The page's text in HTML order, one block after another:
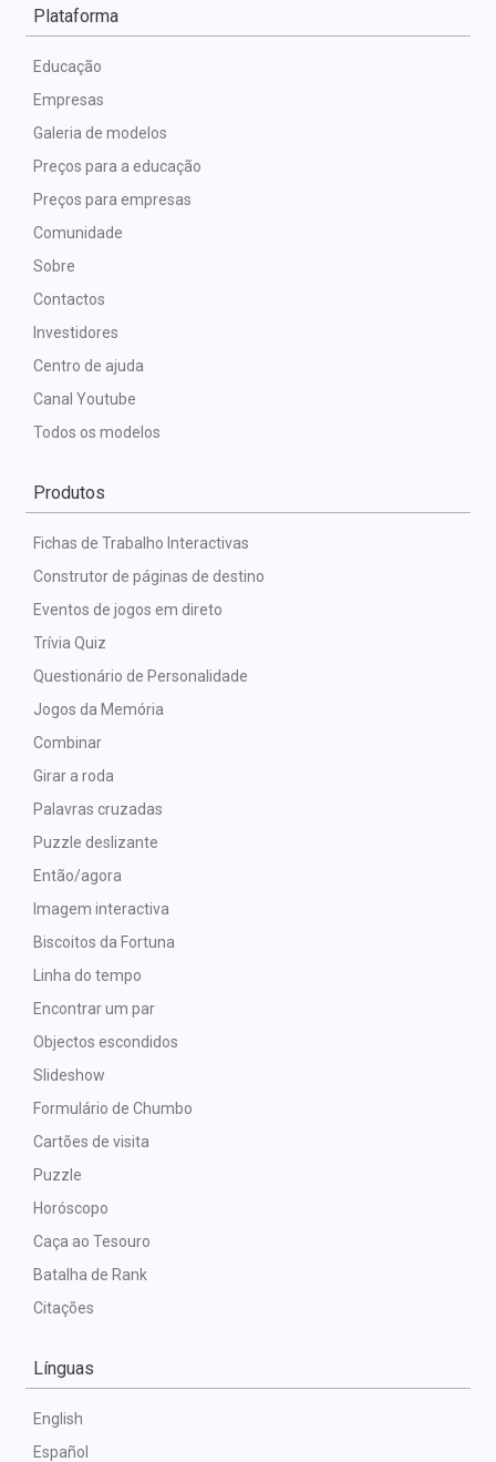
Plataforma
Educação
Empresas
Galeria de modelos
Preços para a educação
Preços para empresas
Comunidade
Sobre
Contactos
Investidores
Centro de ajuda
Canal Youtube
Todos os modelos
Produtos
Fichas de Trabalho Interactivas
Construtor de páginas de destino
Eventos de jogos em direto
Trívia Quiz
Questionário de Personalidade
Jogos da Memória
Combinar
Girar a roda
Palavras cruzadas
Puzzle deslizante
Então/agora
Imagem interactiva
Biscoitos da Fortuna
Linha do tempo
Encontrar um par
Objectos escondidos
Slideshow
Formulário de Chumbo
Cartões de visita
Puzzle
Horóscopo
Caça ao Tesouro
Batalha de Rank
Citações
Línguas
English
Español